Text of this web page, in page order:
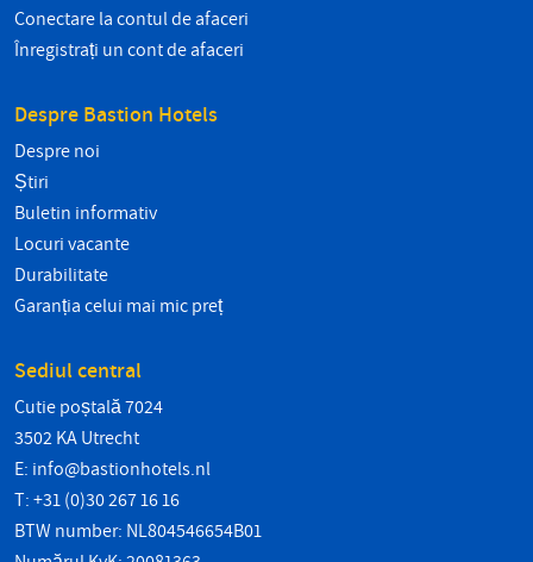
Conectare la contul de afaceri
Înregistrați un cont de afaceri
Despre Bastion Hotels
Despre noi
Știri
Buletin informativ
Locuri vacante
Durabilitate
Garanția celui mai mic preț
Sediul central
Cutie poștală 7024
3502 KA Utrecht
E: info@bastionhotels.nl
T: +31 (0)30 267 16 16
BTW number: NL804546654B01